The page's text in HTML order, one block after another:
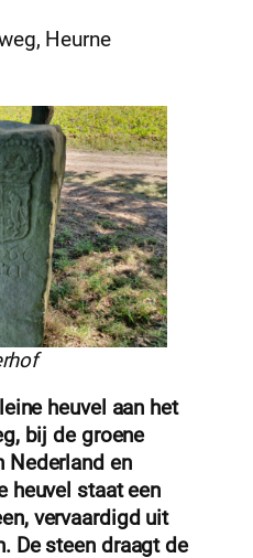
Heurne
heuvel aan het
bij de groene
Nederland en
heuvel staat een
vervaardigd uit
De steen draagt de